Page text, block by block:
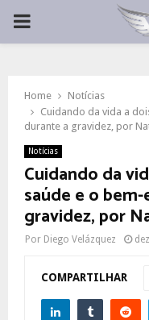
PRIMARY
Home
Notícias
Cuidando da vida a
durante a gravidez, por
Notícias
Cuidando da
saúde e o
gravidez, por
Por Diego Velázquez
COMPARTILHAR